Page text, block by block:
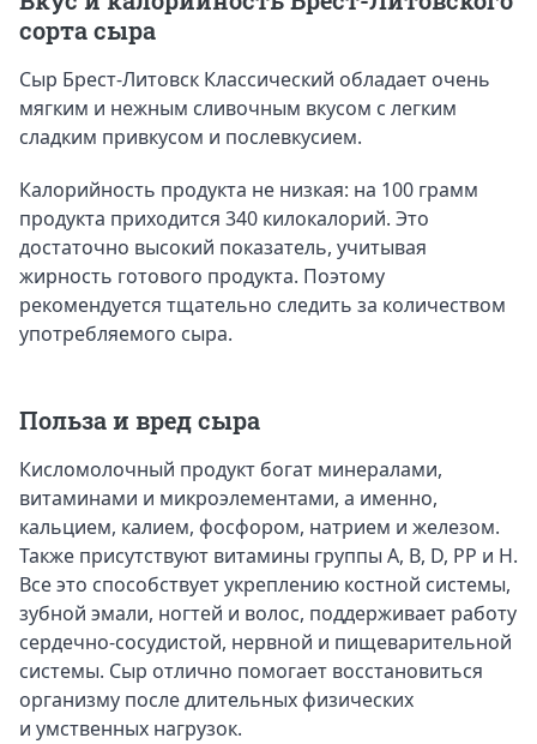
сорта сыра
Сыр Брест-Литовск Классический обладает очень
мягким и нежным сливочным вкусом с легким
сладким привкусом и послевкусием.
Калорийность продукта не низкая: на 100 грамм
продукта приходится 340 килокалорий. Это
достаточно высокий показатель, учитывая
жирность готового продукта. Поэтому
рекомендуется тщательно следить за количеством
употребляемого сыра.
Польза и вред сыра
Кисломолочный продукт богат минералами,
витаминами и микроэлементами, а именно,
кальцием, калием, фосфором, натрием и железом.
Также присутствуют витамины группы A, B, D, PP и H.
Все это способствует укреплению костной системы,
зубной эмали, ногтей и волос, поддерживает работу
сердечно-сосудистой, нервной и пищеварительной
системы. Сыр отлично помогает восстановиться
организму после длительных физических
и умственных нагрузок.